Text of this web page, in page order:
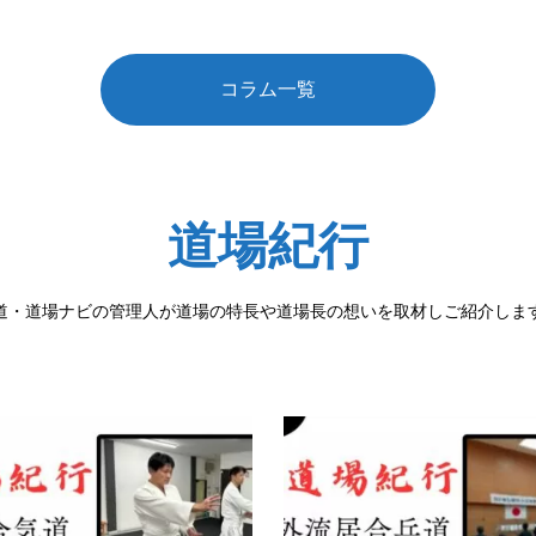
コラム一覧
道場紀行
・道場ナビの管理人が道場の特長や道場長の想いを取材しご紹介しま